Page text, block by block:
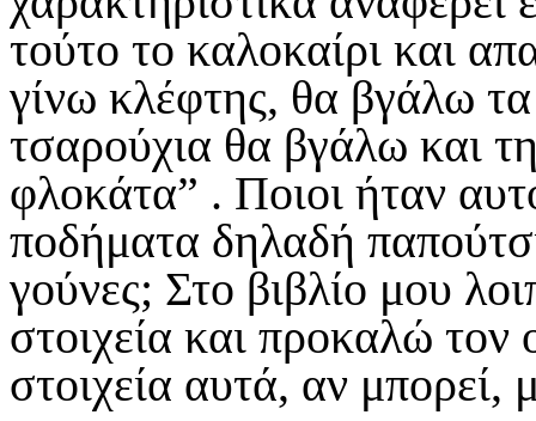
τούτο το καλοκαίρι και
γίνω κλέφτης, θα βγάλω
τσαρούχια θα βγάλω και
φλοκάτα” . Ποιοι ήταν
ποδήματα δηλαδή
γούνες; Στο βιβλίο μου
στοιχεία και προκαλώ τον
στοιχεία αυτά, αν μπορεί,